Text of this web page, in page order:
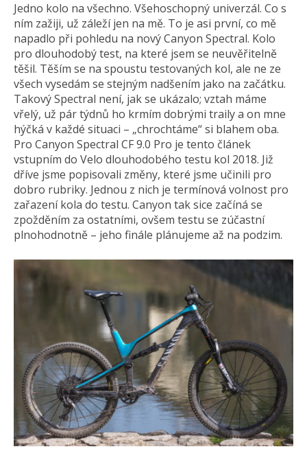
Jedno kolo na všechno. Všehoschopný univerzál. Co s
ním zažiji, už záleží jen na mě. To je asi první, co mě
napadlo při pohledu na nový Canyon Spectral. Kolo
pro dlouhodobý test, na které jsem se neuvěřitelně
těšil. Těším se na spoustu testovaných kol, ale ne ze
všech vysedám se stejným nadšením jako na začátku.
Takový Spectral není, jak se ukázalo; vztah máme
vřelý, už pár týdnů ho krmím dobrými traily a on mne
hýčká v každé situaci – „chrochtáme“ si blahem oba.
Pro Canyon Spectral CF 9.0 Pro je tento článek
vstupním do Velo dlouhodobého testu kol 2018. Již
dříve jsme popisovali změny, které jsme učinili pro
dobro rubriky. Jednou z nich je termínová volnost pro
zařazení kola do testu. Canyon tak sice začíná se
zpožděním za ostatními, ovšem testu se zúčastní
plnohodnotně – jeho finále plánujeme až na podzim.